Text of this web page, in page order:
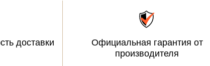
доставки
Официальная гарантия от
производителя